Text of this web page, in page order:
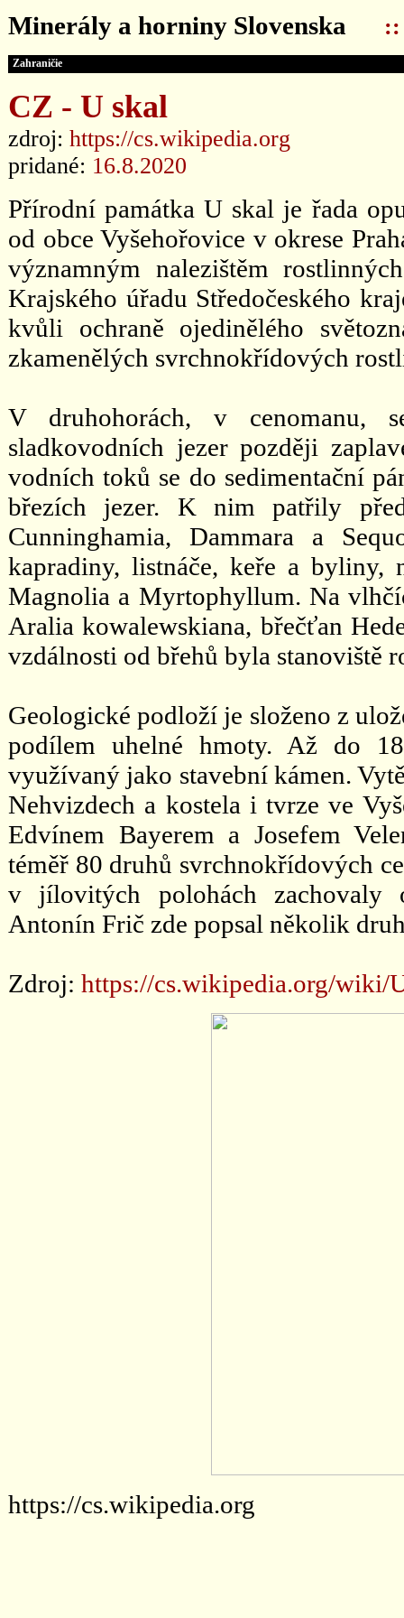
Minerály a horniny Slovenska ::
Zahraničie
CZ - U skal
zdroj: https://cs.wikipedia.org
pridané: 16.8.2020
Přírodní památka U skal je řada
od obce Vyšehořovice v okrese
významným nalezištěm
Krajského úřadu Středočeského
kvůli ochraně ojedinělého
zkamenělých svrchnokřídových
V druhohorách, v cenomanu,
sladkovodních jezer později
vodních toků se do sedimentační
březích jezer. K nim patřily
Cunninghamia, Dammara a
kapradiny, listnáče, keře a byliny,
Magnolia a Myrtophyllum. Na
Aralia kowalewskiana, břečťan
vzdálnosti od břehů byla stanoviště
Geologické podloží je složeno z
podílem uhelné hmoty. Až do
využívaný jako stavební kámen.
Nehvizdech a kostela i tvrze ve
Edvínem Bayerem a Josefem
téměř 80 druhů svrchnokřídových
v jílovitých polohách zachovaly
Antonín Frič zde popsal několik
Zdroj: https://cs.wikipedia.org/wiki/
https://cs.wikipedia.org